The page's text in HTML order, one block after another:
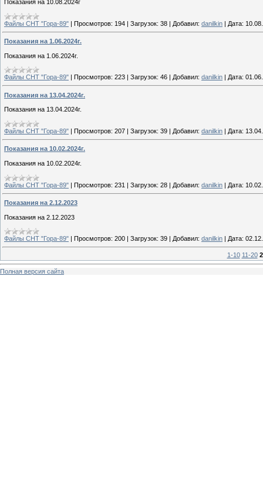
Показания на 10.08.2024г
Файлы СНТ "Гора-89" | Просмотров: 194 | Загрузок: 38 | Добавил: danilkin | Дата:
Показания на 1.06.2024г.
Показания на 1.06.2024г.
Файлы СНТ "Гора-89" | Просмотров: 223 | Загрузок: 46 | Добавил: danilkin | Дата:
Показания на 13.04.2024г.
Показания на 13.04.2024г.
Файлы СНТ "Гора-89" | Просмотров: 207 | Загрузок: 39 | Добавил: danilkin | Дата:
Показания на 10.02.2024г.
Показания на 10.02.2024г.
Файлы СНТ "Гора-89" | Просмотров: 231 | Загрузок: 28 | Добавил: danilkin | Дата:
Показания на 2.12.2023
Показания на 2.12.2023
Файлы СНТ "Гора-89" | Просмотров: 200 | Загрузок: 39 | Добавил: danilkin | Дата:
1-10 11-20
Полная версия сайта